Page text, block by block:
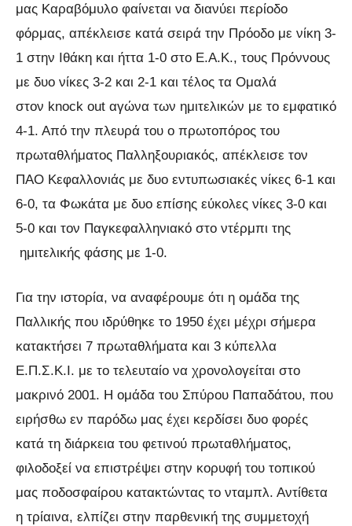
μας Καραβόμυλο φαίνεται να διανύει περίοδο
φόρμας, απέκλεισε κατά σειρά την Πρόοδο με νίκη 3-
1 στην Ιθάκη και ήττα 1-0 στο Ε.Α.Κ., τους Πρόννους
με δυο νίκες 3-2 και 2-1 και τέλος τα Ομαλά
στον knock out αγώνα των ημιτελικών με το εμφατικό
4-1. Από την πλευρά του ο πρωτοπόρος του
πρωταθλήματος Παλληξουριακός, απέκλεισε τον
ΠΑΟ Κεφαλλονιάς με δυο εντυπωσιακές νίκες 6-1 και
6-0, τα Φωκάτα με δυο επίσης εύκολες νίκες 3-0 και
5-0 και τον Παγκεφαλληνιακό στο ντέρμπι της
ημιτελικής φάσης με 1-0.
Για την ιστορία, να αναφέρουμε ότι η ομάδα της
Παλλικής που ιδρύθηκε το 1950 έχει μέχρι σήμερα
κατακτήσει 7 πρωταθλήματα και 3 κύπελλα
Ε.Π.Σ.Κ.Ι. με το τελευταίο να χρονολογείται στο
μακρινό 2001. Η ομάδα του Σπύρου Παπαδάτου, που
ειρήσθω εν παρόδω μας έχει κερδίσει δυο φορές
κατά τη διάρκεια του φετινού πρωταθλήματος,
φιλοδοξεί να επιστρέψει στην κορυφή του τοπικού
μας ποδοσφαίρου κατακτώντας το νταμπλ. Αντίθετα
η τρίαινα, ελπίζει στην παρθενική της συμμετοχή